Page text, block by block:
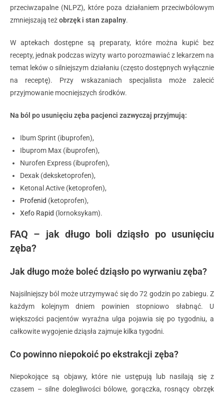
przeciwzapalne (NLPZ), które poza działaniem przeciwbólowym
zmniejszają teżobrzęk i stan zapalny.
W aptekach dostępne są preparaty, które można kupić bez
recepty, jednak podczas wizyty warto porozmawiać z lekarzem na
temat leków o silniejszym działaniu (często dostępnych wyłącznie
na receptę). Przy wskazaniach specjalista może zalecić
przyjmowanie mocniejszych środków.
Na ból po usunięciu zęba pacjenci zazwyczaj przyjmują:
Ibum Sprint (ibuprofen),
Ibuprom Max (ibuprofen),
Nurofen Express (ibuprofen),
Dexak (deksketoprofen),
Ketonal Active (ketoprofen),
Profenid (ketoprofen),
Xefo Rapid (lornoksykam).
FAQ – jak długo boli dziąsło po usunięciu
zęba?
Jak długo może boleć dziąsło po wyrwaniu zęba?
Najsilniejszy ból może utrzymywać się do 72 godzin po zabiegu. Z
każdym kolejnym dniem powinien stopniowo słabnąć. U
większości pacjentów wyraźna ulga pojawia się po tygodniu, a
całkowite wygojenie dziąsła zajmuje kilka tygodni.
Co powinno niepokoić po ekstrakcji zęba?
Niepokojące są objawy, które nie ustępują lub nasilają się z
czasem – silne dolegliwości bólowe, gorączka, rosnący obrzęk